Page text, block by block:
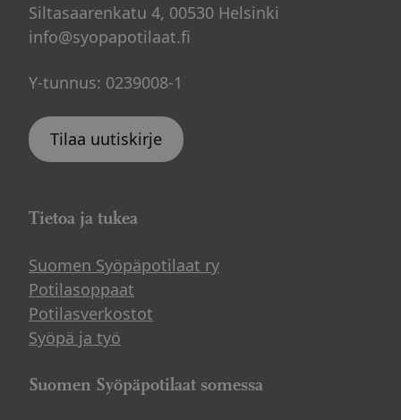
Siltasaarenkatu 4, 00530 Helsinki
info@syopapotilaat.fi
Y-tunnus: 0239008-1
Tilaa uutiskirje
Tietoa ja tukea
Suomen Syöpäpotilaat ry
Potilasoppaat
Potilasverkostot
Syöpä ja työ
Suomen Syöpäpotilaat somessa